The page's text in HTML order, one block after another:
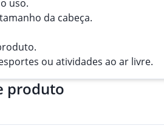
uso.
da cabeça.
ou atividades ao ar livre.
produto